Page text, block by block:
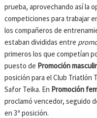
prueba, aprovechando así la
competiciones para trabajar
los compañeros de
estaban divididas entre
primeros los que competían
puesto de Promoción
posición para el Club Triatlón
Safor Teika. En Promoción
proclamó vencedor, seguido
en 3ª posición.